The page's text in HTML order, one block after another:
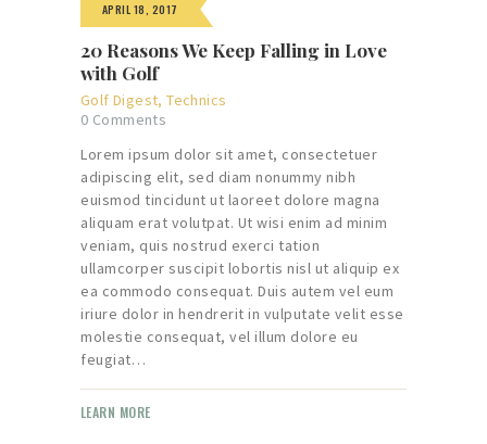
APRIL 18, 2017
20 Reasons We Keep Falling in Love
with Golf
Golf Digest,Technics
0 Comments
Lorem ipsum dolor sit amet, consectetuer
adipiscing elit, sed diam nonummy nibh
euismod tincidunt ut laoreet dolore magna
aliquam erat volutpat. Ut wisi enim ad minim
veniam, quis nostrud exerci tation
ullamcorper suscipit lobortis nisl ut aliquip ex
ea commodo consequat. Duis autem vel eum
iriure dolor in hendrerit in vulputate velit esse
molestie consequat, vel illum dolore eu
feugiat…
LEARN MORE